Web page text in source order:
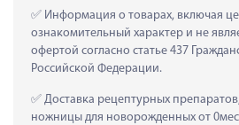
Информация о товарах, включая
ознакомительный характер и не
офертой согласно статье 437
Российской Федерации.
Доставка рецептурных
ножницы для новорожденных от